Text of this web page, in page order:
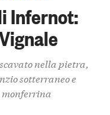
Infernot:
nella pietra,
sotterraneo e